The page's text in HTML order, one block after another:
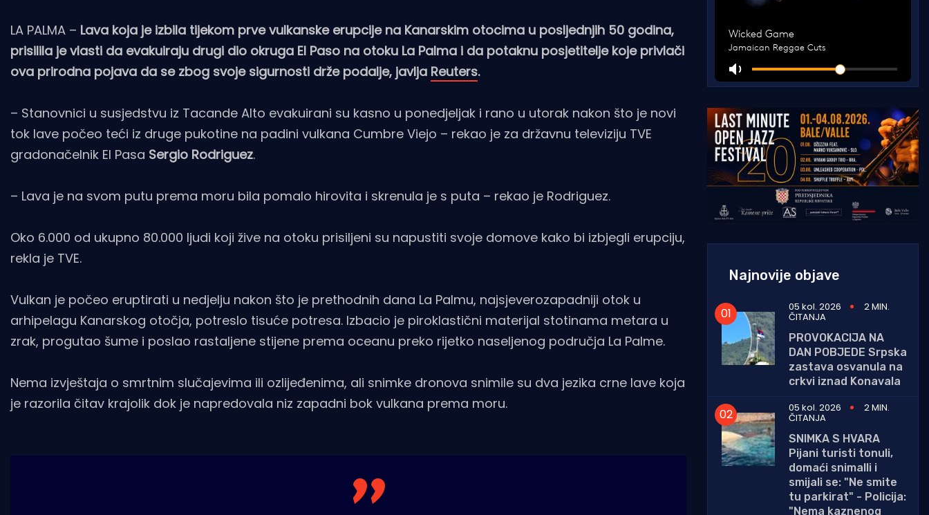
LA PALMA – Lava koja je izbila tijekom prve vulkanske erupcije na Kanarskim otocima u posljednjih 50 godina,
prisilila je vlasti da evakuiraju drugi dio okruga El Paso na otoku La Palma i da potaknu posjetitelje koje privlači
ova prirodna pojava da se zbog svoje sigurnosti drže podalje, javlja Reuters.
– Stanovnici u susjedstvu iz Tacande Alto evakuirani su kasno u ponedjeljak i rano u utorak nakon što je novi
tok lave počeo teći iz druge pukotine na padini vulkana Cumbre Viejo – rekao je za državnu televiziju TVE
gradonačelnik El Pasa Sergio Rodriguez.
– Lava je na svom putu prema moru bila pomalo hirovita i skrenula je s puta – rekao je Rodriguez.
Oko 6.000 od ukupno 80.000 ljudi koji žive na otoku prisiljeni su napustiti svoje domove kako bi izbjegli erupciju,
rekla je TVE.
Vulkan je počeo eruptirati u nedjelju nakon što je prethodnih dana La Palmu, najsjeverozapadniji otok u
arhipelagu Kanarskog otočja, potreslo tisuće potresa. Izbacio je piroklastični materijal stotinama metara u
zrak, progutao šume i poslao rastaljene stijene prema oceanu preko rijetko naseljenog područja La Palme.
Nema izvještaja o smrtnim slučajevima ili ozlijeđenima, ali snimke dronova snimile su dva jezika crne lave koja
je razorila čitav krajolik dok je napredovala niz zapadni bok vulkana prema moru.
Najnovije objave
05 kol. 2026 2 MIN.
ČITANJA
PROVOKACIJA NA
DAN POBJEDE Srpska
zastava osvanula na
crkvi iznad Konavala
05 kol. 2026
2 MIN.
ČITANJA
SNIMKA S HVARA
Pijani turisti tonuli,
domaći snimalli i
smijali se: "Ne smite
tu parkirat" - Policija:
"Nema kaznenog